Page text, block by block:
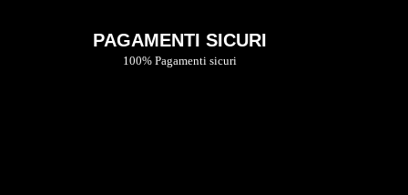
PAGAMENTI SICURI
100% Pagamenti sicuri